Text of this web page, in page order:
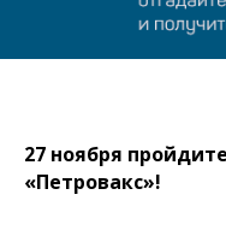
27 ноября
«Петровакс»!